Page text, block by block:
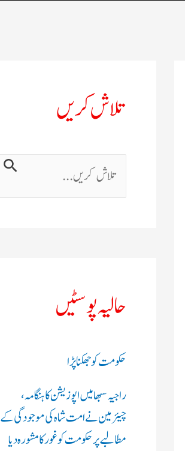
تلاش کریں
ت
ل
ر
ی
ں
:
حالیہ پوسٹیں
حکومت کو جھکنا پڑا
راجیہ سبھا میں اپوزیشن کا ہنگامہ،
چیئرمین نے امت شاہ کی موجودگی کے
مطالبے پر حکومت کو غور کا مشورہ دیا